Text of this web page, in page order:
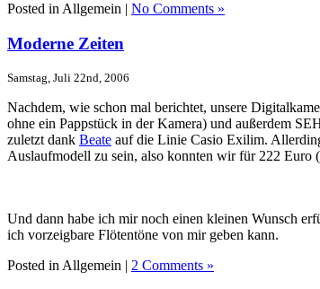
Posted in Allgemein | No Comments »
Moderne Zeiten
Samstag, Juli 22nd, 2006
Nachdem, wie schon mal berichtet, unsere
ohne ein Pappstück in der Kamera) und außerdem
zuletzt dank Beate auf die Linie Casio Exilim.
Auslaufmodell zu sein, also konnten wir für 222 Euro
Und dann habe ich mir noch einen kleinen Wunsch
ich vorzeigbare Flötentöne von mir geben kann.
Posted in Allgemein | 2 Comments »